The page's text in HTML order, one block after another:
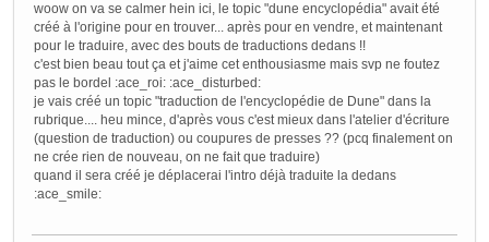
woow on va se calmer hein ici, le topic "dune encyclopédia" avait été
créé à l'origine pour en trouver... après pour en vendre, et maintenant
pour le traduire, avec des bouts de traductions dedans !!
c'est bien beau tout ça et j'aime cet enthousiasme mais svp ne foutez
pas le bordel :ace_roi: :ace_disturbed:
je vais créé un topic "traduction de l'encyclopédie de Dune" dans la
rubrique.... heu mince, d'après vous c'est mieux dans l'atelier d'écriture
(question de traduction) ou coupures de presses ?? (pcq finalement on
ne crée rien de nouveau, on ne fait que traduire)
quand il sera créé je déplacerai l'intro déjà traduite la dedans
:ace_smile: